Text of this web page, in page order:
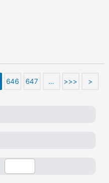
646 647 … >>> >